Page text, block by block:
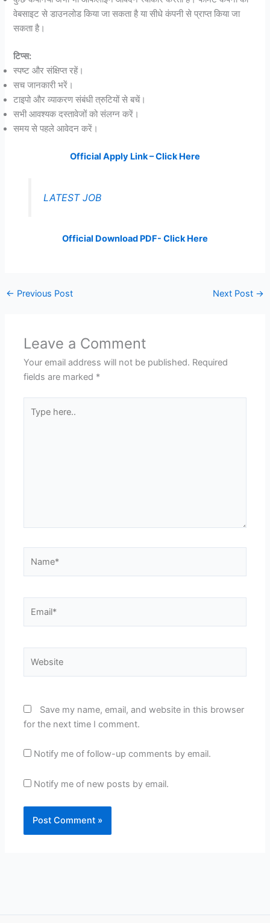
वेबसाइट से डाउनलोड किया जा सकता है या सीधे कंपनी से प्राप्त किया जा
सकता है।
टिप्स:
स्पष्ट और संक्षिप्त रहें।
सच जानकारी भरें।
टाइपो और व्याकरण संबंधी त्रुटियों से बचें।
सभी आवश्यक दस्तावेजों को संलग्न करें।
समय से पहले आवेदन करें।
Official Apply Link – Click Here
LATEST JOB
Official Download PDF- Click Here
← Previous Post Next Post →
Leave a Comment
Your email address will not be published. Required
fields are marked *
here..
Save my name, email, and website in this browser
for the next time I comment.
Notify me of follow-up comments by email.
Notify me of new posts by email.